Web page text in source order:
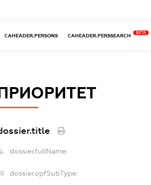
CAHEADER.PERSONS CAHEADER.PERSSEARCH
BETA
dossier.fullName:
dossier.opfSubType: